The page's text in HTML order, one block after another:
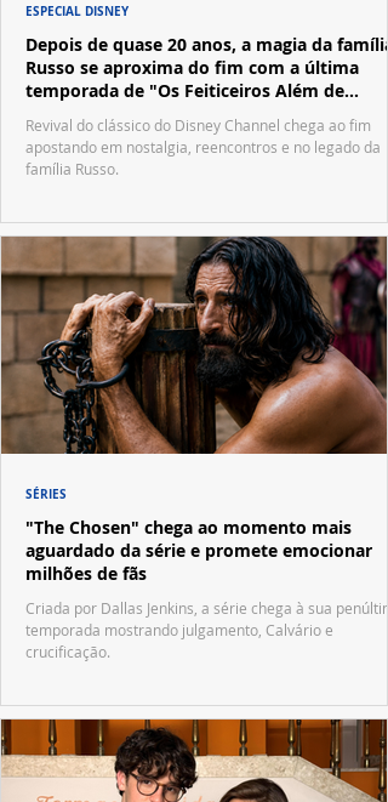
Depois de quase 20 anos, a magia da família
Russo se aproxima do fim com a última
temporada de "Os Feiticeiros Além de
Revival do clássico do Disney Channel chega ao fim
apostando em nostalgia, reencontros e no legado da
família Russo.
ESPECIAL DISNEY
"The Chosen" chega ao momento mais
aguardado da série e promete emocionar
milhões de fãs
Criada por Dallas Jenkins, a série chega à sua
temporada mostrando julgamento, Calvário e
crucificação.
SÉRIES